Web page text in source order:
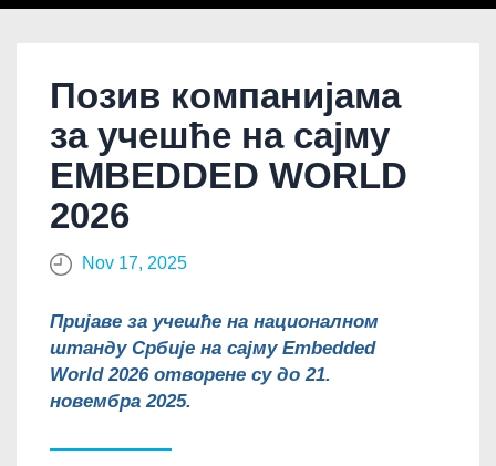
Позив компанијама
за учешће на сајму
EMBEDDED WORLD
2026
Nov 17, 2025
Пријаве за учешће на националном
штанду Србије на сајму Embedded
World 2026 отворене су до 21.
новембра 2025.